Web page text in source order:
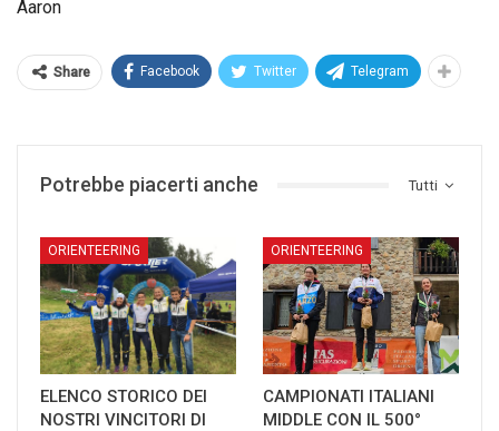
Aaron
Share Facebook Twitter Telegram
Tutti
Potrebbe piacerti anche
ORIENTEERING
ELENCO STORICO DEI
NOSTRI VINCITORI DI
ORIENTEERING
CAMPIONATI ITALIANI
MIDDLE CON IL 500°